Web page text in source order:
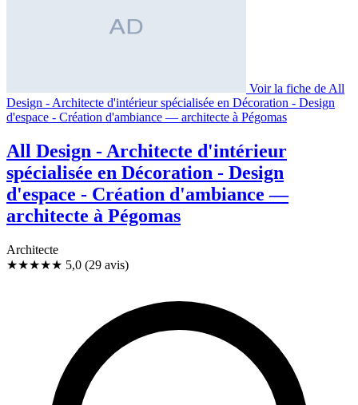
Voir la fiche de All
Design - Architecte d'intérieur spécialisée en Décoration - Design
d'espace - Création d'ambiance — architecte à Pégomas
All Design - Architecte d'intérieur
spécialisée en Décoration - Design
d'espace - Création d'ambiance —
architecte à Pégomas
Architecte
★★★★★ 5,0 (29 avis)